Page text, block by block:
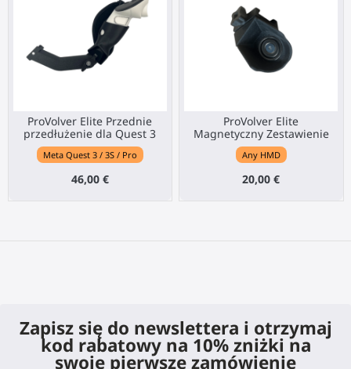
ProVolver Elite Przednie
przedłużenie dla Quest 3
Meta Quest 3 / 3S / Pro
46,00 €
ProVolver Elite
Magnetyczny Zestawienie
Any HMD
20,00 €
Zapisz się do newslettera i otrzymaj
kod rabatowy na 10% zniżki na
swoje pierwsze zamówienie